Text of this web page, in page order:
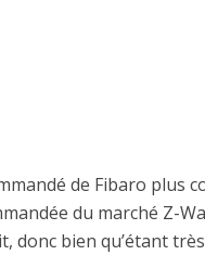
de Fibaro plus
du marché Z-
donc bien qu’étant